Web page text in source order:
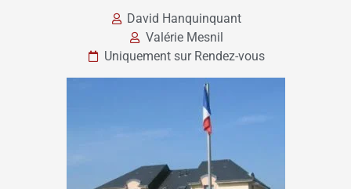
David Hanquinquant
Valérie Mesnil
Uniquement sur Rendez-vous